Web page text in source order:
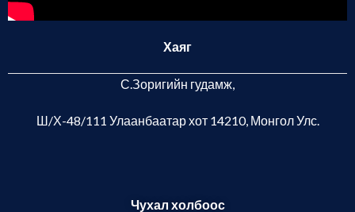
Хаяг
С.Зоригийн гудамж,
Ш/Х-48/111 Улаанбаатар хот 14210, Монгол Улс.
Чухал холбоос